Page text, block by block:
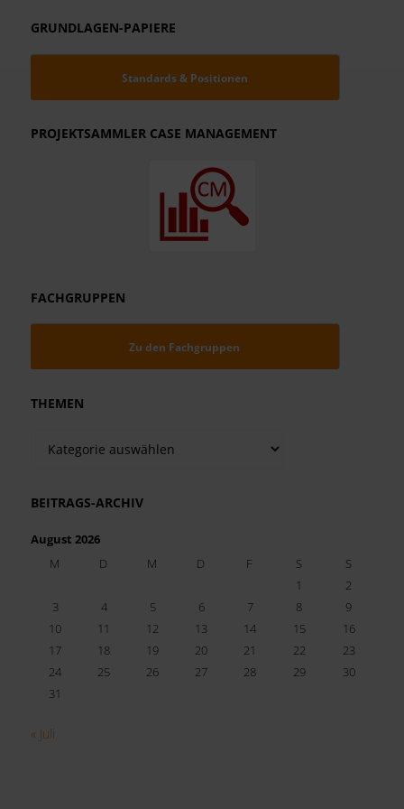
GRUNDLAGEN-PAPIERE
Standards & Positionen
PROJEKTSAMMLER CASE MANAGEMENT
FACHGRUPPEN
Zu den Fachgruppen
THEMEN
BEITRAGS-ARCHIV
August 2026
M
D M D F S
S
1
2
3
4 5 6 7 8
9
10
11 12 13 14 15
16
17
18 19 20 21 22
23
24
25 26 27 28 29
30
31
« Juli